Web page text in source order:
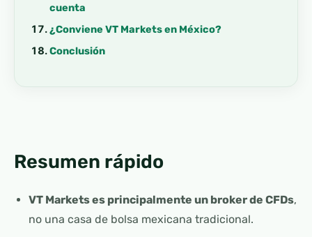
cuenta
¿Conviene VT Markets en México?
Conclusión
Resumen rápido
VT Markets es principalmente un broker de CFDs,
no una casa de bolsa mexicana tradicional.